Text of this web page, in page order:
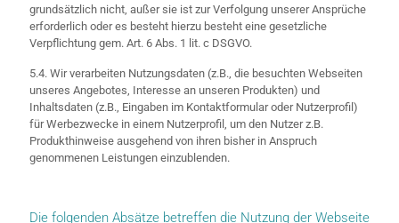
grundsätzlich nicht, außer sie ist zur Verfolgung unserer Ansprüche
erforderlich oder es besteht hierzu besteht eine gesetzliche
Verpflichtung gem. Art. 6 Abs. 1 lit. c DSGVO.
5.4. Wir verarbeiten Nutzungsdaten (z.B., die besuchten Webseiten
unseres Angebotes, Interesse an unseren Produkten) und
Inhaltsdaten (z.B., Eingaben im Kontaktformular oder Nutzerprofil)
für Werbezwecke in einem Nutzerprofil, um den Nutzer z.B.
Produkthinweise ausgehend von ihren bisher in Anspruch
genommenen Leistungen einzublenden.
Die folgenden Absätze betreffen die Nutzung der Webseite